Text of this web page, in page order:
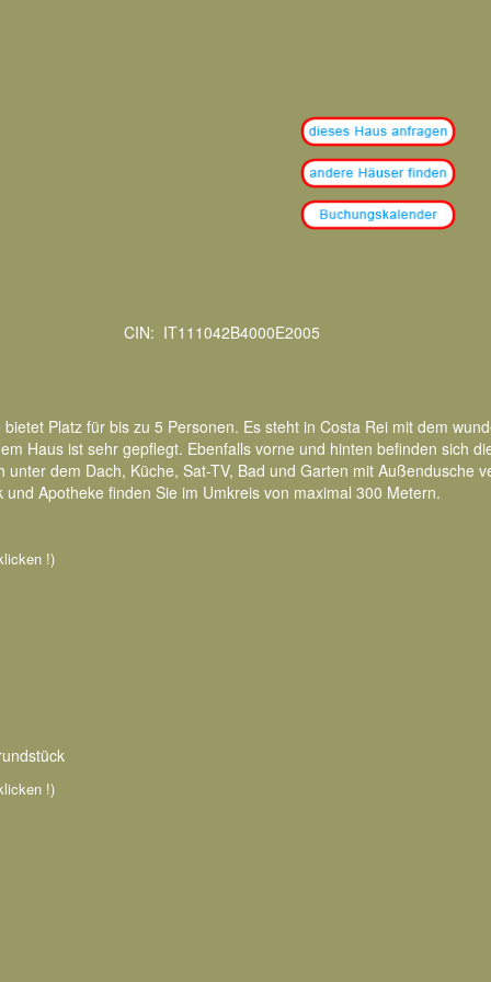
CIN: IT111042B4000E2005
Platz für bis zu 5 Personen. Es steht in Costa Rei mit dem
Haus ist sehr gepflegt. Ebenfalls vorne und hinten befinden sich
dem Dach, Küche, Sat-TV, Bad und Garten mit Außendusche
Apotheke finden Sie im Umkreis von maximal 300 Metern.
!)
!)